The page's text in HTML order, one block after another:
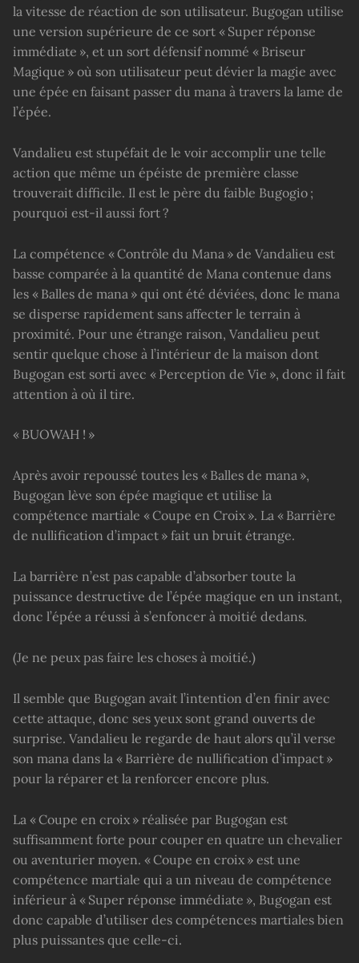
la vitesse de réaction de son utilisateur. Bugogan utilise
une version supérieure de ce sort « Super réponse
immédiate », et un sort défensif nommé « Briseur
Magique » où son utilisateur peut dévier la magie avec
une épée en faisant passer du mana à travers la lame de
l’épée.
Vandalieu est stupéfait de le voir accomplir une telle
action que même un épéiste de première classe
trouverait difficile. Il est le père du faible Bugogio ;
pourquoi est-il aussi fort ?
La compétence « Contrôle du Mana » de Vandalieu est
basse comparée à la quantité de Mana contenue dans
les « Balles de mana » qui ont été déviées, donc le mana
se disperse rapidement sans affecter le terrain à
proximité. Pour une étrange raison, Vandalieu peut
sentir quelque chose à l’intérieur de la maison dont
Bugogan est sorti avec « Perception de Vie », donc il fait
attention à où il tire.
« BUOWAH ! »
Après avoir repoussé toutes les « Balles de mana »,
Bugogan lève son épée magique et utilise la
compétence martiale « Coupe en Croix ». La « Barrière
de nullification d’impact » fait un bruit étrange.
La barrière n’est pas capable d’absorber toute la
puissance destructive de l’épée magique en un instant,
donc l’épée a réussi à s’enfoncer à moitié dedans.
(Je ne peux pas faire les choses à moitié.)
Il semble que Bugogan avait l’intention d’en finir avec
cette attaque, donc ses yeux sont grand ouverts de
surprise. Vandalieu le regarde de haut alors qu’il verse
son mana dans la « Barrière de nullification d’impact »
pour la réparer et la renforcer encore plus.
La « Coupe en croix » réalisée par Bugogan est
suffisamment forte pour couper en quatre un chevalier
ou aventurier moyen. « Coupe en croix » est une
compétence martiale qui a un niveau de compétence
inférieur à « Super réponse immédiate », Bugogan est
donc capable d’utiliser des compétences martiales bien
plus puissantes que celle-ci.